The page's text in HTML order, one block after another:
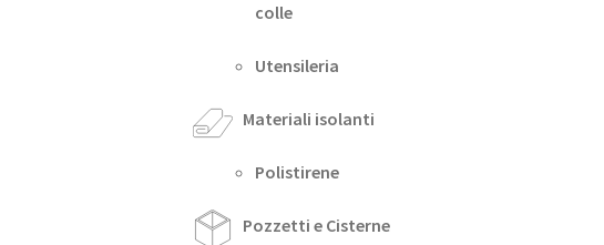
colle
Utensileria
Materiali isolanti
Polistirene
Pozzetti e Cisterne